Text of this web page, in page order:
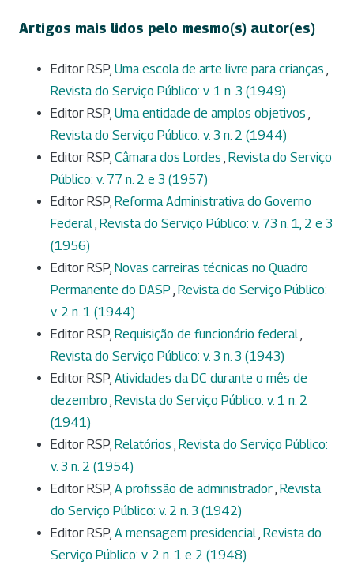
Artigos mais lidos pelo mesmo(s) autor(es)
Editor RSP, Uma escola de arte livre para crianças
Revista do Serviço Público: v. 1 n. 3 (1949)
Editor RSP, Uma entidade de amplos objetivos
Revista do Serviço Público: v. 3 n. 2 (1944)
Editor RSP, Câmara dos Lordes Revista do Serviço
Público: v. 77 n. 2 e 3 (1957)
Editor RSP, Reforma Administrativa do Governo
Federal Revista do Serviço Público: v. 73 n. 1, 2 e 3
(1956)
Editor RSP, Novas carreiras técnicas no Quadro
Permanente do DASP Revista do Serviço Público:
v. 2 n. 1 (1944)
Editor RSP, Requisição de funcionário federal
Revista do Serviço Público: v. 3 n. 3 (1943)
Editor RSP, Atividades da DC durante o mês de
dezembro Revista do Serviço Público: v. 1 n. 2
(1941)
Editor RSP, Relatórios Revista do Serviço Público:
v. 3 n. 2 (1954)
Editor RSP, A profissão de administrador Revista
do Serviço Público: v. 2 n. 3 (1942)
Editor RSP, A mensagem presidencial Revista do
Serviço Público: v. 2 n. 1 e 2 (1948)